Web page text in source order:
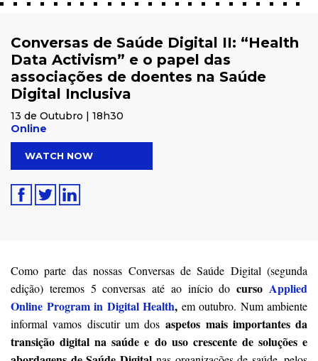
Conversas de Saúde Digital II: “Health
Data Activism” e o papel das
associações de doentes na Saúde
Digital Inclusiva
13 de Outubro | 18h30
Online
WATCH NOW
Como parte das nossas Conversas de Saúde Digital (segunda
edição) teremos 5 conversas até ao início docursoApplied
Online Program in Digital Health, em outubro. Num ambiente
informal vamos discutir um dosaspetos mais importantes da
transição digital na saúde e do uso crescente de soluções e